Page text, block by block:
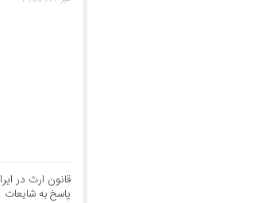
قانون ارث در
پاسخ به شایعات